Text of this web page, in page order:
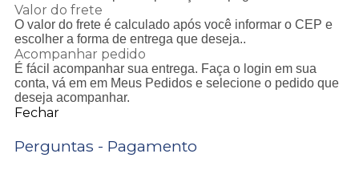
Valor do frete
O valor do frete é calculado após você informar o CEP e
escolher a forma de entrega que deseja..
Acompanhar pedido
É fácil acompanhar sua entrega. Faça o login em sua
conta, vá em em Meus Pedidos e selecione o pedido que
deseja acompanhar.
Fechar
Perguntas - Pagamento